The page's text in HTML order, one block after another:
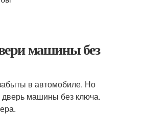
машины без
в автомобиле. Но
дверь машины без ключа.